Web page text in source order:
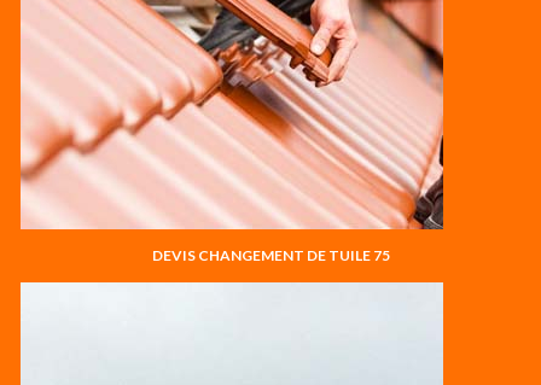
DEVIS CHANGEMENT DE TUILE 75